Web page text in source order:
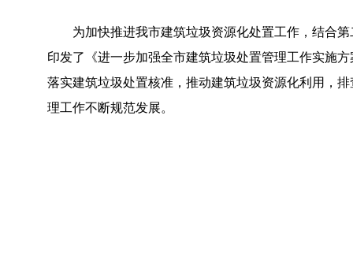
为加快推进我市建筑垃圾资源化处置工作，结合
印发了《进一步加强全市建筑垃圾处置管理工作实施
落实建筑垃圾处置核准，推动建筑垃圾资源化利用，
理工作不断规范发展。